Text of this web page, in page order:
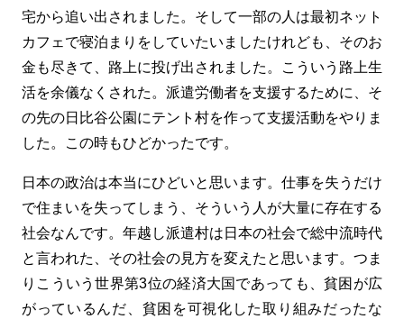
宅から追い出されました。そして一部の人は最初ネット
カフェで寝泊まりをしていたいましたけれども、そのお
金も尽きて、路上に投げ出されました。こういう路上生
活を余儀なくされた。派遣労働者を支援するために、そ
の先の日比谷公園にテント村を作って支援活動をやりま
した。この時もひどかったです。
日本の政治は本当にひどいと思います。仕事を失うだけ
で住まいを失ってしまう、そういう人が大量に存在する
社会なんです。年越し派遣村は日本の社会で総中流時代
と言われた、その社会の見方を変えたと思います。つま
りこういう世界第3位の経済大国であっても、貧困が広
がっているんだ、貧困を可視化した取り組みだったな